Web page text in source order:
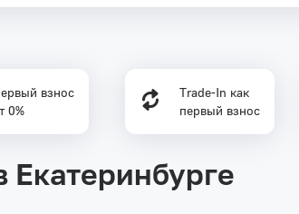
взнос
0%
Trade-In как
первый взнос
Екатеринбурге